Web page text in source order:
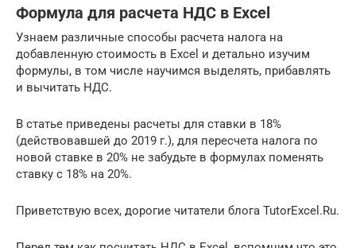
Формула для расчета НДС в Excel
Узнаем различные способы расчета налога на
добавленную стоимость в Excel и детально изучим
формулы, в том числе научимся выделять, прибавлять
и вычитать НДС.
В статье приведены расчеты для ставки в 18%
(действовавшей до 2019 г.), для пересчета налога по
новой ставке в 20% не забудьте в формулах поменять
ставку с 18% на 20%.
Приветствую всех, дорогие читатели блога TutorExcel.Ru.